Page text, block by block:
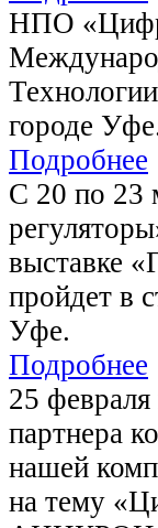
НПО
городе
Подробнее
С 20 по 23
выставке
пройдет в
Уфе.
Подробнее
25
партнера
нашей
на тему